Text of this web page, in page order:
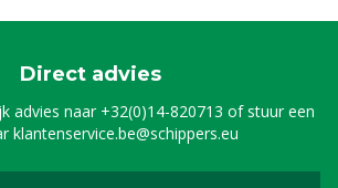
Direct advies
advies naar +32(0)14-820713 of stuur een
klantenservice.be@schippers.eu